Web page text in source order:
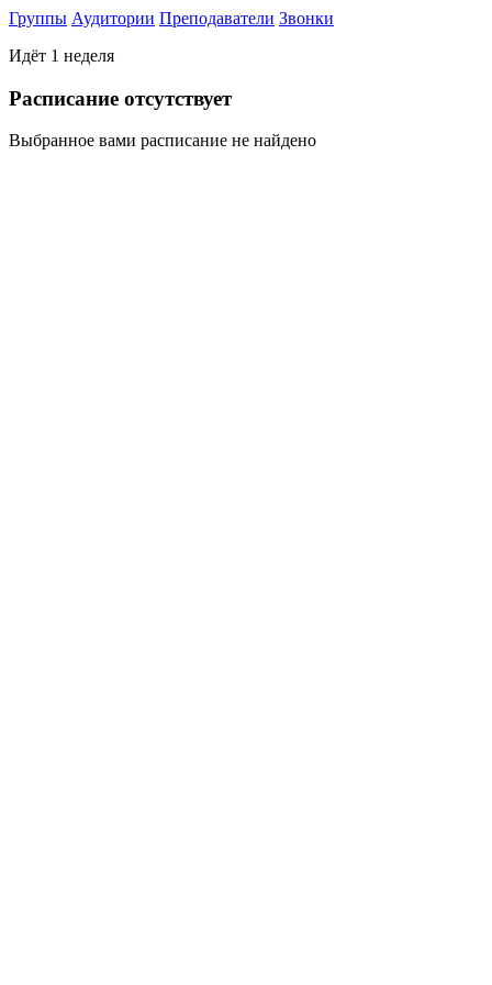
Группы Аудитории Преподаватели Звонки
Идёт 1 неделя
Раcписание отсутствует
Выбранное вами расписание не найдено